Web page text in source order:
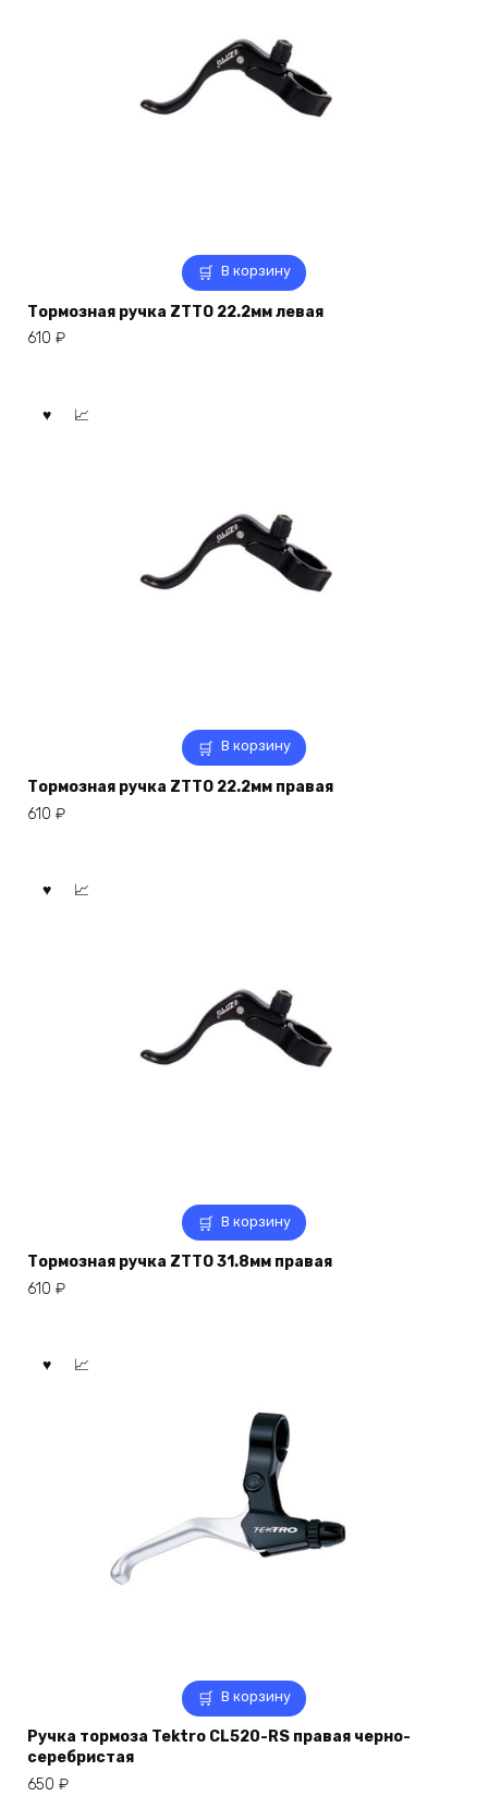
В корзину
Тормозная ручка ZTTO 22.2мм левая
610 ₽
В корзину
Тормозная ручка ZTTO 22.2мм правая
610 ₽
В корзину
Тормозная ручка ZTTO 31.8мм правая
610 ₽
В корзину
Ручка тормоза Tektro CL520-RS правая черно-
серебристая
650 ₽